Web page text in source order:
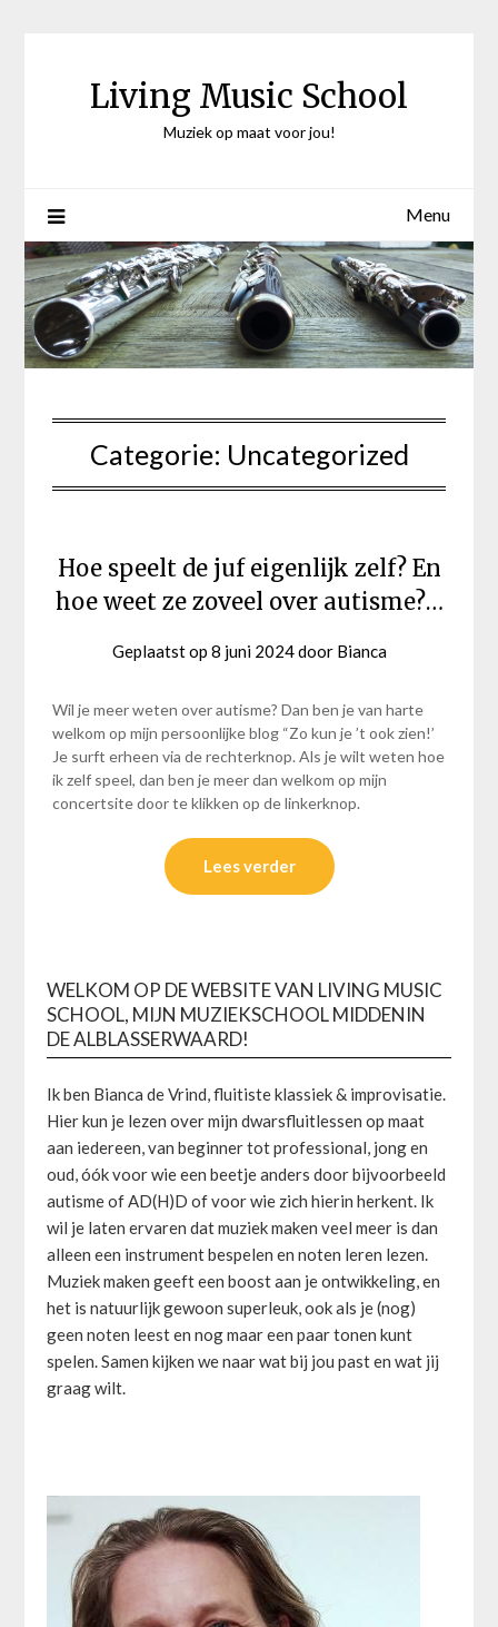
Living Music School
Muziek op maat voor jou!
Menu
Categorie: Uncategorized
Hoe speelt de juf eigenlijk zelf? En
hoe weet ze zoveel over autisme?…
Geplaatst op 8 juni 2024door Bianca
Wil je meer weten over autisme? Dan ben je van harte
welkom op mijn persoonlijke blog “Zo kun je ’t ook zien!’
Je surft erheen via de rechterknop. Als je wilt weten hoe
ik zelf speel, dan ben je meer dan welkom op mijn
concertsite door te klikken op de linkerknop.
Lees verder
WELKOM OP DE WEBSITE VAN LIVING MUSIC
SCHOOL, MIJN MUZIEKSCHOOL MIDDENIN
DE ALBLASSERWAARD!
Ik ben Bianca de Vrind, fluitiste klassiek & improvisatie.
Hier kun je lezen over mijn dwarsfluitlessen op maat
aan iedereen, van beginner tot professional, jong en
oud, óók voor wie een beetje anders door bijvoorbeeld
autisme of AD(H)D of voor wie zich hierin herkent. Ik
wil je laten ervaren dat muziek maken veel meer is dan
alleen een instrument bespelen en noten leren lezen.
Muziek maken geeft een boost aan je ontwikkeling, en
het is natuurlijk gewoon superleuk, ook als je (nog)
geen noten leest en nog maar een paar tonen kunt
spelen. Samen kijken we naar wat bij jou past en wat jij
graag wilt.